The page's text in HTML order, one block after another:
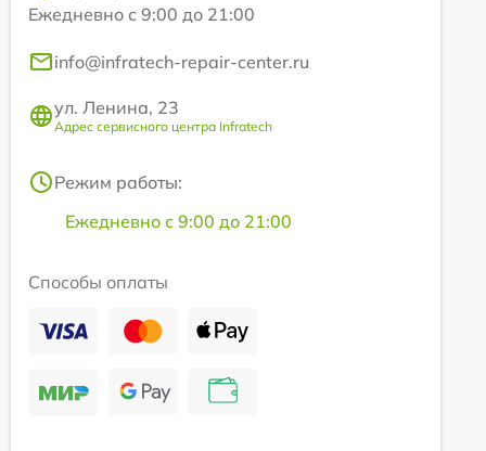
Ежедневно с 9:00 до 21:00
info@infratech-repair-center.ru
ул. Ленина, 23
Адрес сервисного центра Infratech
Режим работы:
Ежедневно с 9:00 до 21:00
Способы оплаты